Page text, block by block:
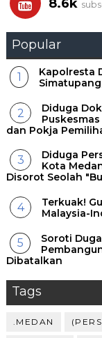
8.6k
Popular
Kapolresta
Diduga
dan Pokja
Diduga
Kota
Disorot Seolah
Terkuak!
Malaysia-
Soroti
Dibatalkan
Tags
.MEDAN